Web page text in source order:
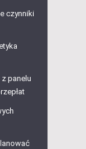
czynniki
panelu